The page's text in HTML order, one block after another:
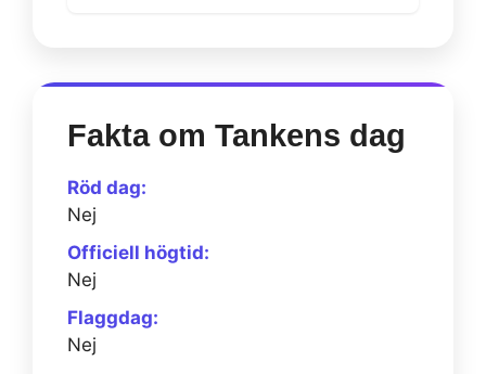
Fakta om Tankens dag
Röd dag:
Nej
Officiell högtid:
Nej
Flaggdag:
Nej